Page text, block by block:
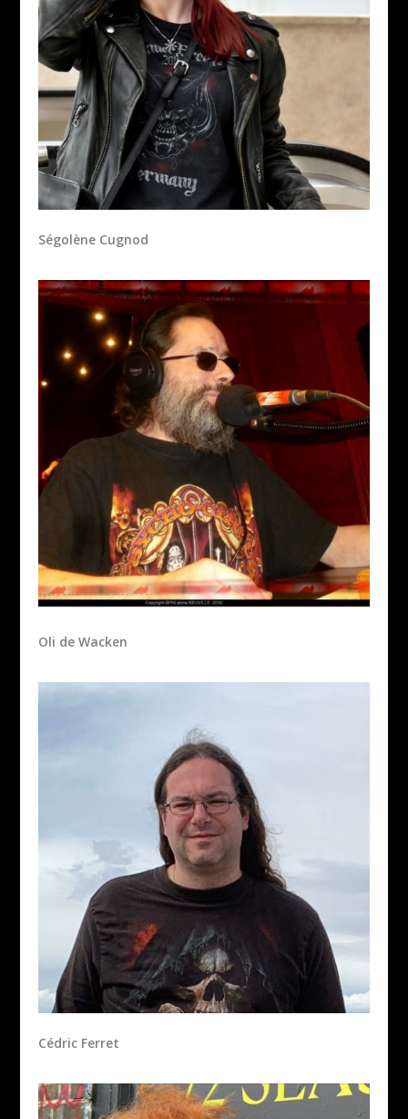
Ségolène Cugnod
Oli de Wacken
Cédric Ferret